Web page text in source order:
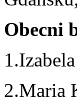
Obecni
2.Maria